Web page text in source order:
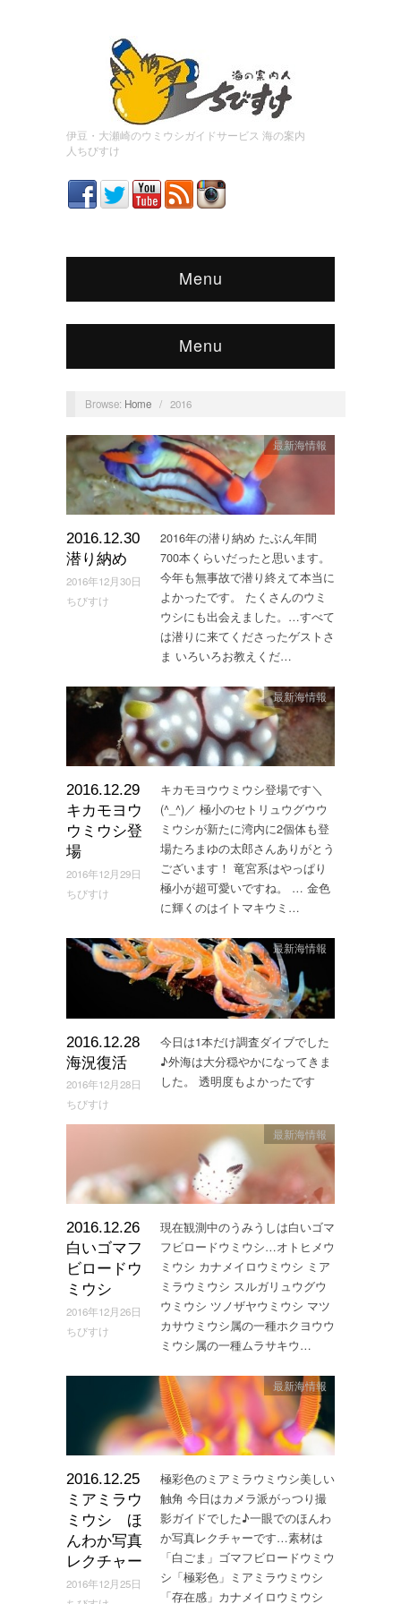
伊豆・大瀬崎のウミウシガイドサービス 海の案内
人ちびすけ
Menu
Menu
Browse: Home / 2016
2016.12.30
潜り納め
2016年12月30日
ちびすけ
最新海情報
2016年の潜り納め たぶん年間
700本くらいだったと思います。
今年も無事故で潜り終えて本当に
よかったです。 たくさんのウミ
ウシにも出会えました。…すべて
は潜りに来てくださったゲストさ
ま いろいろお教えくだ…
2016.12.29
キカモヨウ
ウミウシ登
場
2016年12月29日
ちびすけ
最新海情報
キカモヨウウミウシ登場です＼
(^_^)／ 極小のセトリュウグウウ
ミウシが新たに湾内に2個体も登
場たろまゆの太郎さんありがとう
ございます！ 竜宮系はやっぱり
極小が超可愛いですね。 … 金色
に輝くのはイトマキウミ…
2016.12.28
海況復活
2016年12月28日
ちびすけ
最新海情報
今日は1本だけ調査ダイブでした
♪外海は大分穏やかになってきま
した。 透明度もよかったです
2016.12.26
白いゴマフ
ビロードウ
ミウシ
2016年12月26日
ちびすけ
最新海情報
現在観測中のうみうしは白いゴマ
フビロードウミウシ…オトヒメウ
ミウシ カナメイロウミウシ ミア
ミラウミウシ スルガリュウグウ
ウミウシ ツノザヤウミウシ マツ
カサウミウシ属の一種ホクヨウウ
ミウシ属の一種ムラサキウ…
2016.12.25
ミアミラウ
ミウシ ほ
んわか写真
レクチャー
2016年12月25日
最新海情報
極彩色のミアミラウミウシ美しい
触角 今日はカメラ派がっつり撮
影ガイドでした♪一眼でのほんわ
か写真レクチャーです…素材は
「白ごま」ゴマフビロードウミウ
シ「極彩色」ミアミラウミウシ
「存在感」カナメイロウミウシ